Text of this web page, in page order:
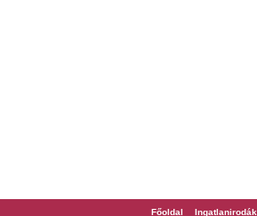
Főoldal Ingatlanirodák